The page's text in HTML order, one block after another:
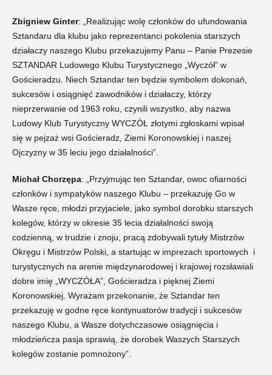
Zbigniew Ginter: „Realizując wolę członków do ufundowania
Sztandaru dla klubu jako reprezentanci pokolenia starszych
działaczy naszego Klubu przekazujemy Panu – Panie Prezesie
SZTANDAR Ludowego Klubu Turystycznego „Wyczół” w
Gościeradzu. Niech Sztandar ten będzie symbolem dokonań,
sukcesów i osiągnięć zawodników i działaczy, którzy
nieprzerwanie od 1963 roku, czynili wszystko, aby nazwa
Ludowy Klub Turystyczny WYCZÓŁ złotymi zgłoskami wpisał
się w pejzaż wsi Gościeradz, Ziemi Koronowskiej i naszej
Ojczyzny w 35 leciu jego działalności”.
Michał Chorzępa: „Przyjmując ten Sztandar, owoc ofiarności
członków i sympatyków naszego Klubu – przekazuję Go w
Wasze ręce, młodzi przyjaciele, jako symbol dorobku starszych
kolegów, którzy w okresie 35 lecia działalności swoją
codzienną, w trudzie i znoju, pracą zdobywali tytuły Mistrzów
Okręgu i Mistrzów Polski, a startując w imprezach sportowych i
turystycznych na arenie międzynarodowej i krajowej rozsławiali
dobre imię „WYCZÓŁA”, Gościeradza i pięknej Ziemi
Koronowskiej. Wyrażam przekonanie, że Sztandar ten
przekazuję w godne ręce kontynuatorów tradycji i sukcesów
naszego Klubu, a Wasze dotychczasowe osiągnięcia i
młodzieńcza pasja sprawią, że dorobek Waszych Starszych
kolegów zostanie pomnożony”.